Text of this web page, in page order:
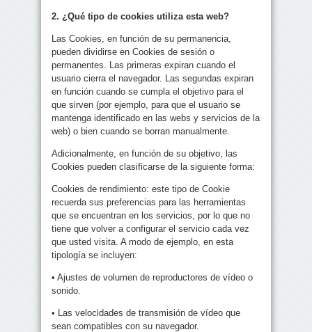
2. ¿Qué tipo de cookies utiliza esta web?
Las Cookies, en función de su permanencia,
pueden dividirse en Cookies de sesión o
permanentes. Las primeras expiran cuando el
usuario cierra el navegador. Las segundas expiran
en función cuando se cumpla el objetivo para el
que sirven (por ejemplo, para que el usuario se
mantenga identificado en las webs y servicios de la
web) o bien cuando se borran manualmente.
Adicionalmente, en función de su objetivo, las
Cookies pueden clasificarse de la siguiente forma:
Cookies de rendimiento: este tipo de Cookie
recuerda sus preferencias para las herramientas
que se encuentran en los servicios, por lo que no
tiene que volver a configurar el servicio cada vez
que usted visita. A modo de ejemplo, en esta
tipología se incluyen:
• Ajustes de volumen de reproductores de vídeo o
sonido.
• Las velocidades de transmisión de vídeo que
sean compatibles con su navegador.